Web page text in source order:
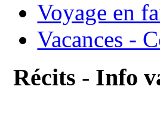
Voyage en
Vacances -
Récits - Info